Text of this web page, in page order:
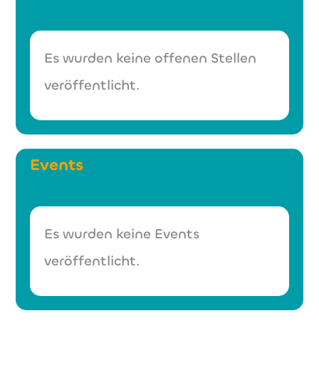
Es wurden keine offenen Stellen
veröffentlicht.
Events
Es wurden keine Events
veröffentlicht.